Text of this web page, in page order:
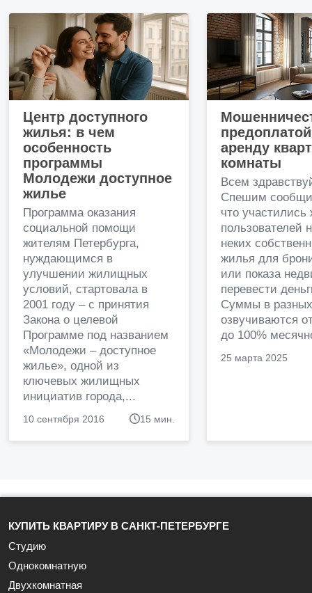
Центр доступного
жилья: в чем
особенность
программы
Молодежи доступное
жилье
Программа оказания
социальной помощи
жителям Петербурга,
нуждающимся в
улучшении жилищных
условий, стартовала в
2001 году – с принятия
Закона о целевой
Программе под названием
«Молодежи – доступное
жилье», одной из
ключевых жилищных
инициатив города,...
10 сентября 2016 15 мин.
аренду
комнаты
Всем
Спешим
что
пользователей
неких
жилья для
или показа
перевести
Суммы в
озвучиваются
до 100%
25 марта 2025
КУПИТЬ КВАРТИРУ В САНКТ-ПЕТЕРБУРГЕ
Студию
Однокомнатную
Двухкомнатная